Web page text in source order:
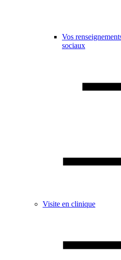
Vos
sociaux
Visite en clinique